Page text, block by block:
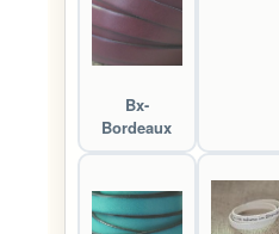
Bx-
Bordeaux